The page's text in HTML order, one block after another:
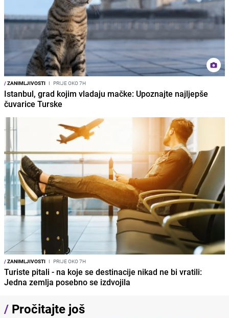
/ZANIMLJIVOSTI I PRIJE OKO 7H
Istanbul, grad kojim vladaju mačke: Upoznajte najljepše
čuvarice Turske
/ZANIMLJIVOSTI I PRIJE OKO 7H
Turiste pitali - na koje se destinacije nikad ne bi vratili:
Jedna zemlja posebno se izdvojila
/ Pročitajte još